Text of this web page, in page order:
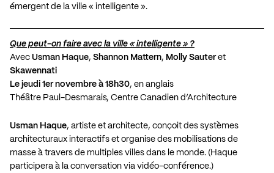
émergent de la ville « intelligente ».
Que peut-on faire avec la ville « intelligente » ?
Avec Usman Haque, Shannon Mattern, Molly Sauteret
Skawennati
Le jeudi 1er novembre à 18h30, en anglais
Théâtre Paul-Desmarais, Centre Canadien d’Architecture
Usman Haque, artiste et architecte, conçoit des systèmes
architecturaux interactifs et organise des mobilisations de
masse à travers de multiples villes dans le monde. (Haque
participera à la conversation via vidéo-conférence.)